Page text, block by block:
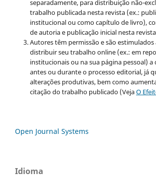
separadamente, para distribuição não-
trabalho publicada nesta revista (ex.:
institucional ou como capítulo de livro),
de autoria e publicação inicial nesta
Autores têm permissão e são estimulados
distribuir seu trabalho online (ex.: em
institucionais ou na sua página pessoal)
antes ou durante o processo editorial, já
alterações produtivas, bem como
citação do trabalho publicado (VejaO
Open Journal Systems
Idioma